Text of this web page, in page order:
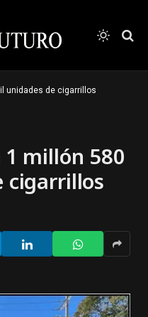
unidades de cigarrillos
millón 580
cigarrillos